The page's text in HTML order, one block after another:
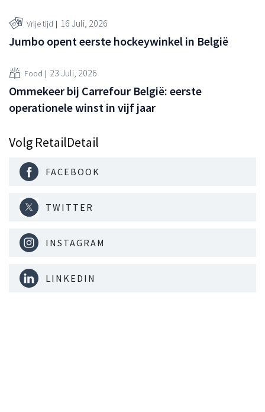
Vrije tijd 16 Juli, 2026
Jumbo opent eerste hockeywinkel in België
Food 23 Juli, 2026
Ommekeer bij Carrefour België: eerste
operationele winst in vijf jaar
Volg RetailDetail
FACEBOOK
TWITTER
INSTAGRAM
LINKEDIN